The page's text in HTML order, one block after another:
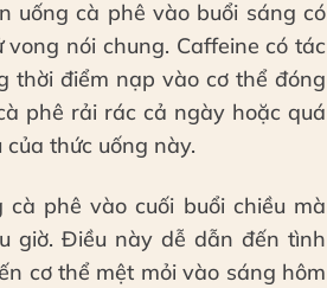
uống cà phê vào buổi sáng có
nói chung. Caffeine có tác
thời điểm nạp vào cơ thể đóng
phê rải rác cả ngày hoặc quá
thức uống này.
phê vào cuối buổi chiều mà
giờ. Điều này dễ dẫn đến tình
cơ thể mệt mỏi vào sáng hôm